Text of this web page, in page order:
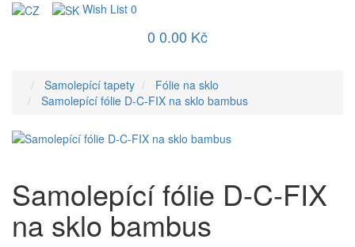
Wish List 0
0 0.00 Kč
Samolepící tapety
Fólie na sklo
Samolepící fólie D-C-FIX na sklo bambus
Samolepící fólie D-C-FIX
na sklo bambus